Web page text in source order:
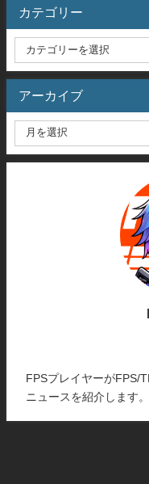
カテゴリー
アーカイブ
FPSプレイヤーがFPS/
ニュースを紹介します。